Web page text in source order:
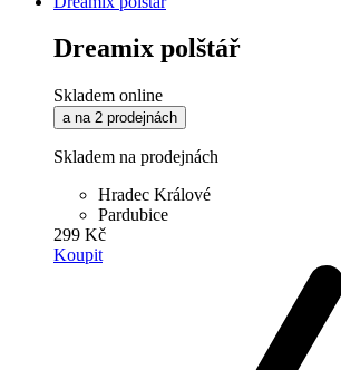
Dreamix polštář
Skladem online
a na 2 prodejnách
Skladem na prodejnách
Hradec Králové
Pardubice
299 Kč
Koupit